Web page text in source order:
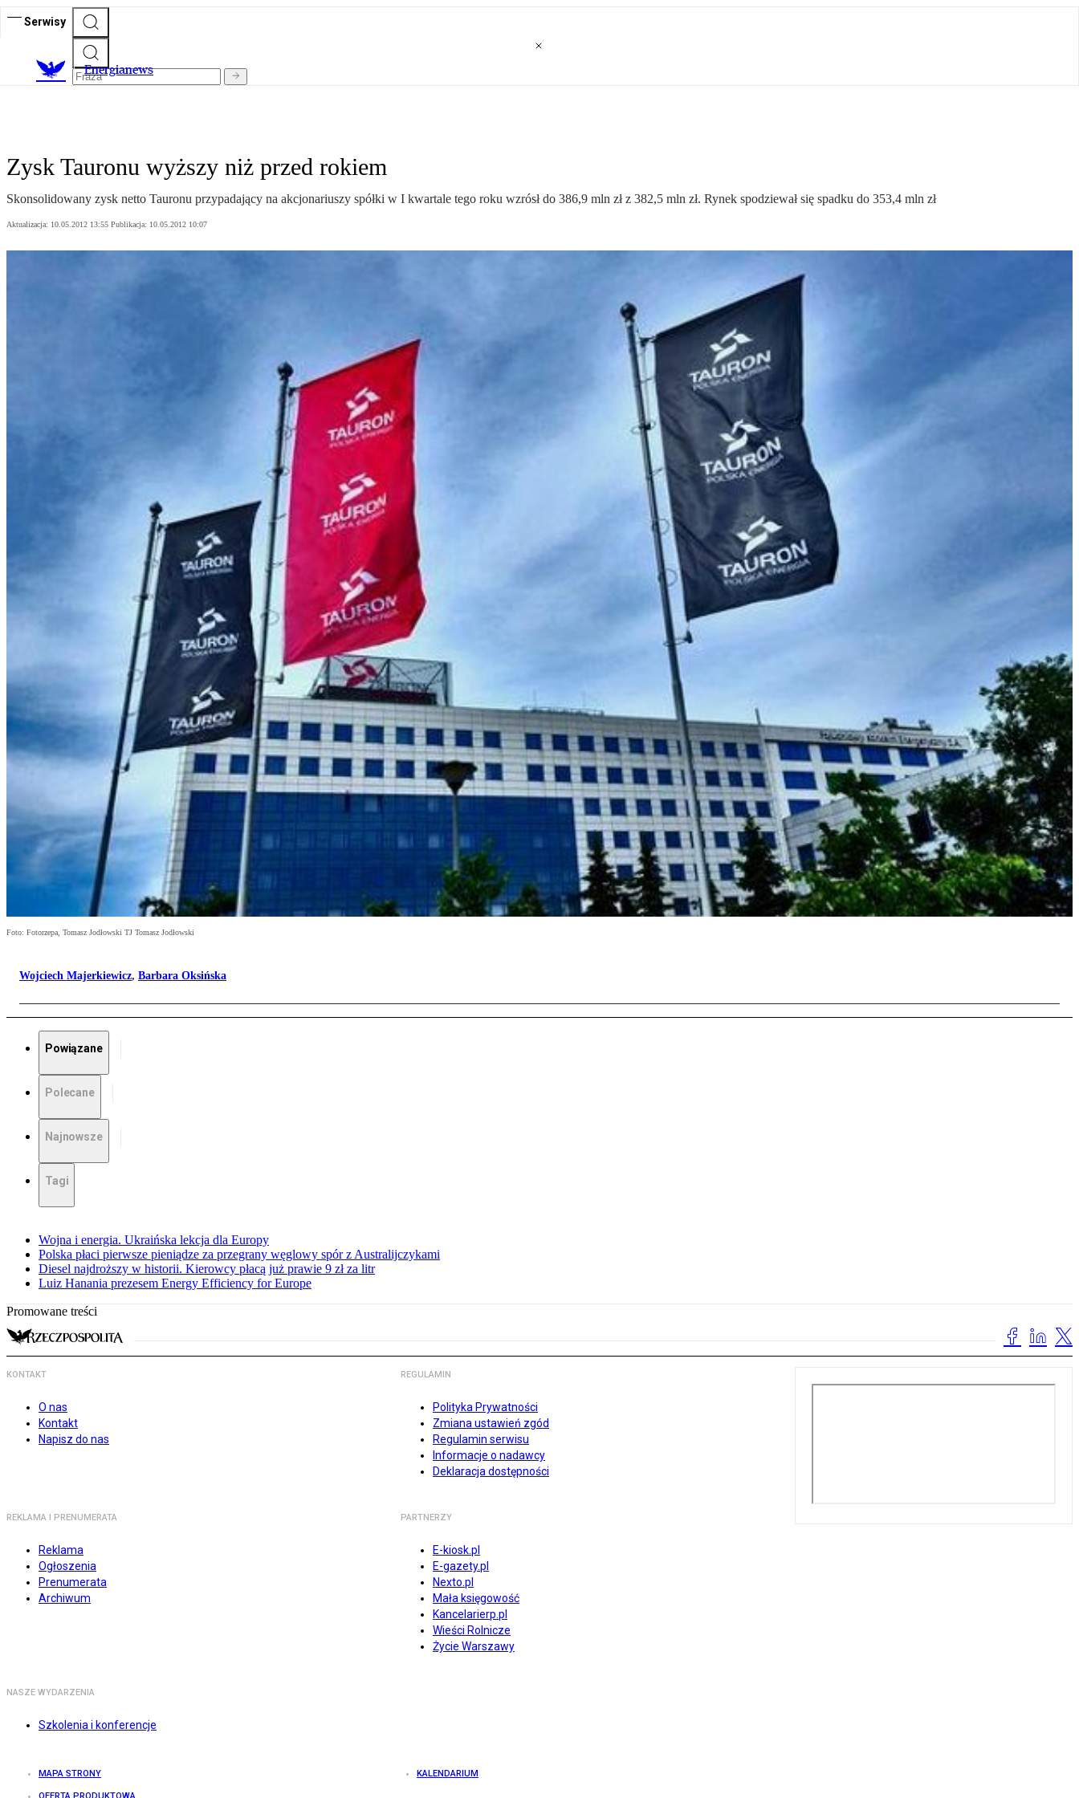
Serwisy
Energianews
Zysk Tauronu wyższy niż przed rokiem
Skonsolidowany zysk netto Tauronu przypadający na akcjonariuszy spółki w I kwartale tego roku wzrósł do 386,9 mln zł z 382,5 mln zł. Rynek spodziewał się spadku do 353,4 mln zł
Aktualizacja: 10.05.2012 13:55 Publikacja: 10.05.2012 10:07
Foto: Fotorzepa, Tomasz Jodłowski TJ Tomasz Jodłowski
Wojciech Majerkiewicz, Barbara Oksińska
Powiązane
Polecane
Najnowsze
Tagi
Wojna i energia. Ukraińska lekcja dla Europy
Polska płaci pierwsze pieniądze za przegrany węglowy spór z Australijczykami
Diesel najdroższy w historii. Kierowcy płacą już prawie 9 zł za litr
Luiz Hanania prezesem Energy Efficiency for Europe
Promowane treści
KONTAKT
O nas
Kontakt
Napisz do nas
REGULAMIN
Polityka Prywatności
Zmiana ustawień zgód
Regulamin serwisu
Informacje o nadawcy
Deklaracja dostępności
REKLAMA I PRENUMERATA
Reklama
Ogłoszenia
Prenumerata
Archiwum
PARTNERZY
E-kiosk.pl
E-gazety.pl
Nexto.pl
Mała księgowość
Kancelarierp.pl
Wieści Rolnicze
Życie Warszawy
NASZE WYDARZENIA
Szkolenia i konferencje
MAPA STRONY KALENDARIUM